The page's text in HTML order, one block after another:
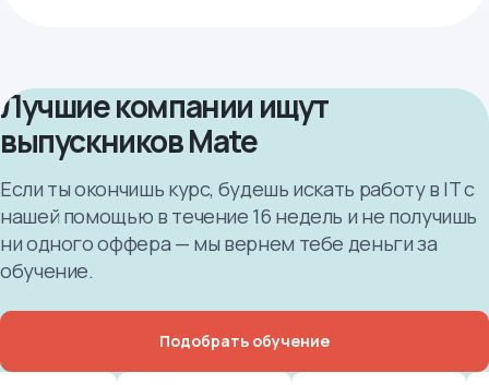
Лучшие компании ищут
выпускников Mate
Если ты окончишь курс, будешь искать работу в IT с
нашей помощью в течение 16 недель и не получишь
ни одного оффера — мы вернем тебе деньги за
обучение.
Подобрать обучение